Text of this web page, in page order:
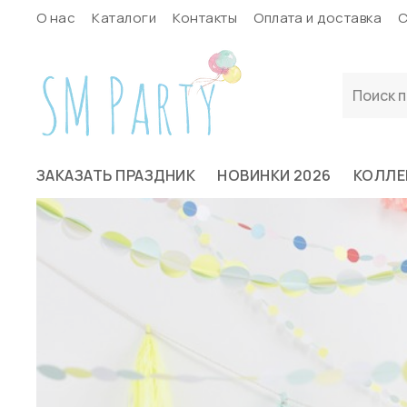
О нас Каталоги Контакты Оплата и доставка
ЗАКАЗАТЬ ПРАЗДНИК НОВИНКИ 2026